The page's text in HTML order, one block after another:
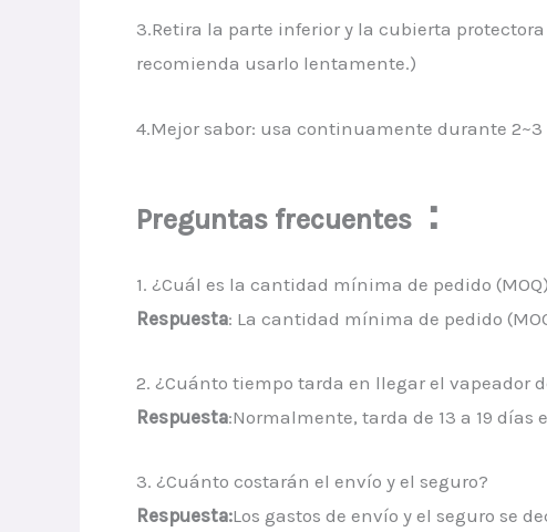
3.Retira la parte inferior y la cubierta
recomienda usarlo lentamente.)
4.Mejor sabor: usa continuamente durante
Preguntas frecuentes ：
1. ¿Cuál es la cantidad mínima de pedido (MOQ)
Respuesta: La cantidad mínima de pedido
2. ¿Cuánto tiempo tarda en llegar el vapeador
Respuesta:Normalmente, tarda de 13 a 19 días
3. ¿Cuánto costarán el envío y el seguro?
Respuesta:Los gastos de envío y el seguro se